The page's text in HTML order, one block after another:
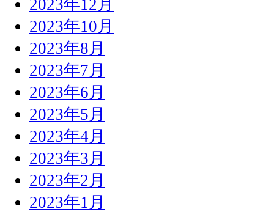
2023年12月
2023年10月
2023年8月
2023年7月
2023年6月
2023年5月
2023年4月
2023年3月
2023年2月
2023年1月